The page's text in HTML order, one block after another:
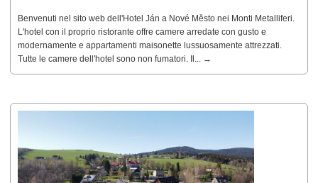
Benvenuti nel sito web dell'Hotel Ján a Nové Město nei Monti Metalliferi.
L'hotel con il proprio ristorante offre camere arredate con gusto e
modernamente e appartamenti maisonette lussuosamente attrezzati.
Tutte le camere dell'hotel sono non fumatori. Il... →